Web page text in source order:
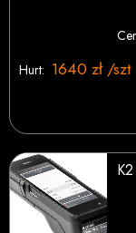
Hurt: 1640 zł /szt